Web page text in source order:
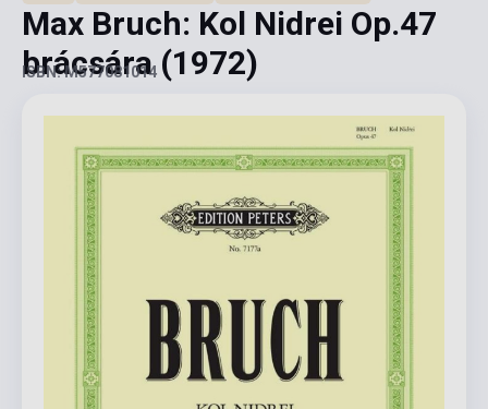
Max Bruch: Kol Nidrei Op.47
brácsára(1972)
ISBN: M577081014